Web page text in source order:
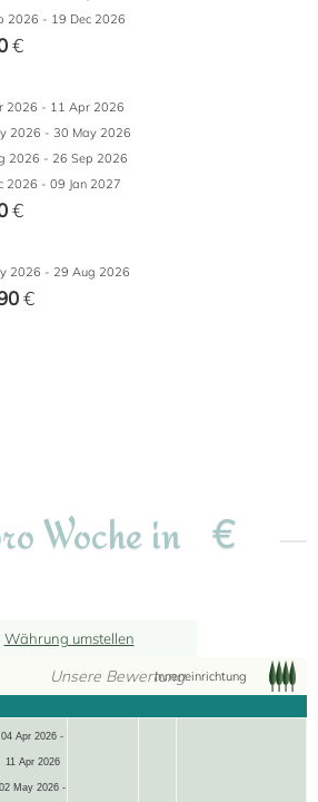
2026 - 19 Dec 2026
€
2026 - 11 Apr 2026
2026 - 30 May 2026
2026 - 26 Sep 2026
2026 - 09 Jan 2027
€
2026 - 29 Aug 2026
€
Woche in €
Währung umstellen
Unsere BewertungInneneinrichtung
04 Apr 2026 -
11 Apr 2026
02 May 2026 -